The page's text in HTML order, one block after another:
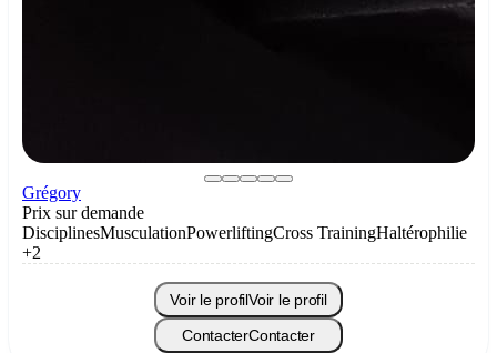
Grégory
Prix sur demande
DisciplinesMusculationPowerliftingCross TrainingHaltérophilie
+2
Voir le profilVoir le profil
ContacterContacter